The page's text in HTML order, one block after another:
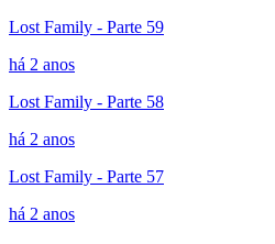
Lost Family - Parte 59
há 2 anos
Lost Family - Parte 58
há 2 anos
Lost Family - Parte 57
há 2 anos